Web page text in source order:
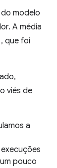
modelo
A média
que foi
viés de
a
pouco